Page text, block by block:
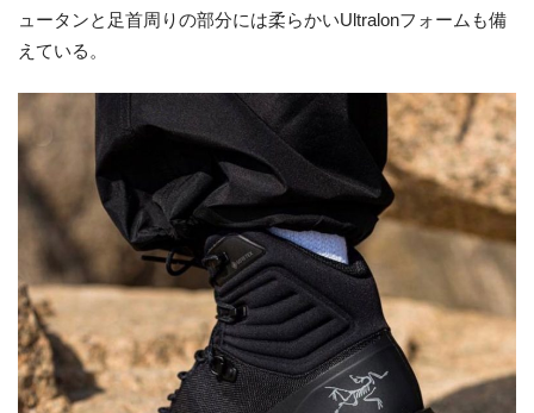
ュータンと足首周りの部分には柔らかいUltralonフォームも備
えている。